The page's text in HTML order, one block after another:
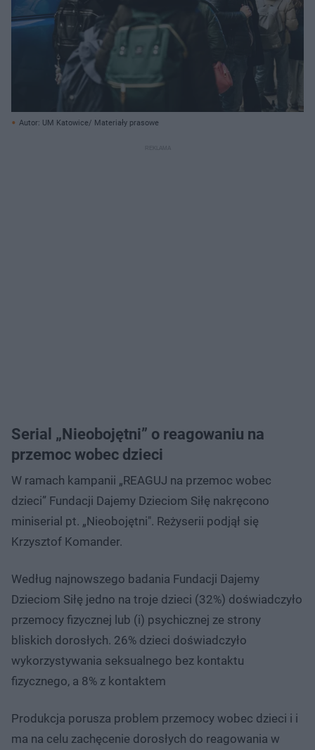
Autor: UM Katowice/ Materiały prasowe
Serial „Nieobojętni” o reagowaniu na
przemoc wobec dzieci
W ramach kampanii „REAGUJ na przemoc wobec
dzieci” Fundacji Dajemy Dzieciom Siłę nakręcono
miniserial pt. „Nieobojętni". Reżyserii podjął się
Krzysztof Komander.
Według najnowszego badania Fundacji Dajemy
Dzieciom Siłę jedno na troje dzieci (32%) doświadczyło
przemocy fizycznej lub (i) psychicznej ze strony
bliskich dorosłych. 26% dzieci doświadczyło
wykorzystywania seksualnego bez kontaktu
fizycznego, a 8% z kontaktem
Produkcja porusza problem przemocy wobec dzieci i i
ma na celu zachęcenie dorosłych do reagowania w